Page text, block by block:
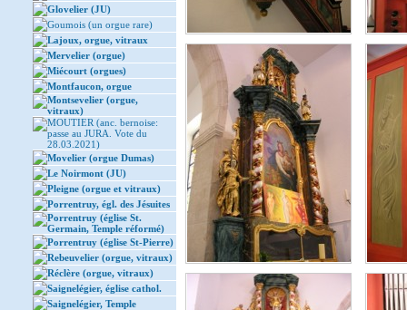
Glovelier (JU)
Goumois (un orgue rare)
Lajoux, orgue, vitraux
Mervelier (orgue)
Miécourt (orgues)
Montfaucon, orgue
Montsevelier (orgue,
vitraux)
MOUTIER (anc. bernoise:
passe au JURA. Vote du
28.03.2021)
Movelier (orgue Dumas)
Le Noirmont (JU)
Pleigne (orgue et vitraux)
Porrentruy, égl. des Jésuites
Porrentruy (église St.
Germain, Temple réformé)
Porrentruy (église St-Pierre)
Rebeuvelier (orgue, vitraux)
Réclère (orgue, vitraux)
Saignelégier, église cathol.
Saignelégier, Temple